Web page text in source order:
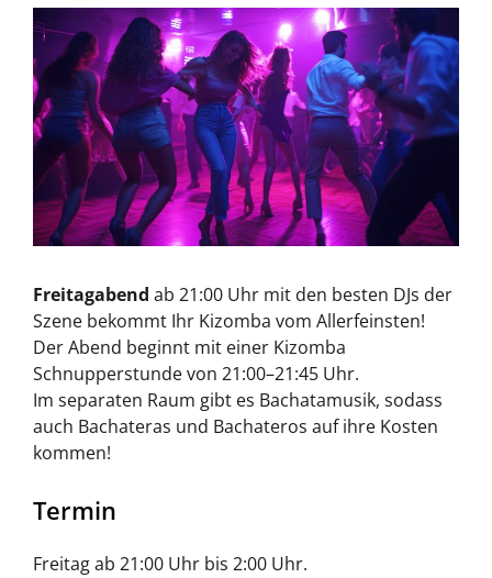
Freitagabend ab 21:00 Uhr mit den besten DJs der
Szene bekommt Ihr Kizomba vom Allerfeinsten!
Der Abend beginnt mit einer Kizomba
Schnupperstunde von 21:00–21:45 Uhr.
Im separaten Raum gibt es Bachatamusik, sodass
auch Bachateras und Bachateros auf ihre Kosten
kommen!
Termin
Freitag ab 21:00 Uhr bis 2:00 Uhr.